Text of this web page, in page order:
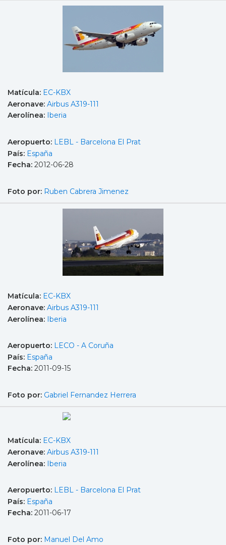
Matícula: EC-KBX
Aeronave: Airbus A319-111
Aerolínea:
Iberia
Aeropuerto: LEBL - Barcelona El Prat
País: España
Fecha: 2012-06-28
Foto por: Ruben Cabrera Jimenez
Matícula: EC-KBX
Aeronave: Airbus A319-111
Aerolínea: Iberia
Aeropuerto: LECO - A Coruña
País: España
Fecha: 2011-09-15
Foto por: Gabriel Fernandez Herrera
Matícula: EC-KBX
Aeronave: Airbus A319-111
Aerolínea: Iberia
Aeropuerto: LEBL - Barcelona El Prat
País: España
Fecha: 2011-06-17
Foto por: Manuel Del Amo